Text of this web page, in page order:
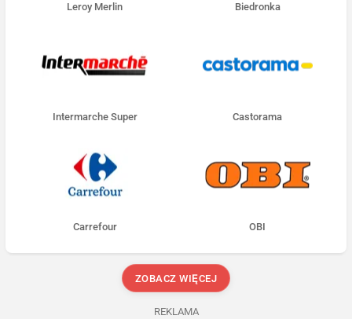
Leroy Merlin Biedronka
Intermarche Super Castorama
Carrefour OBI
ZOBACZ WIĘCEJ
REKLAMA